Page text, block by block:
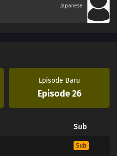
Japanese
Episode Baru
Episode 26
Sub
Sub